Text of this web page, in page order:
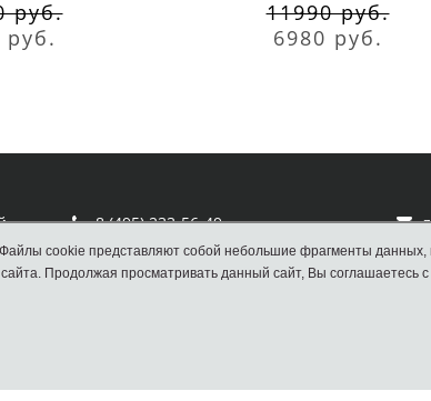
руб.
руб.
11990 руб.
6980 руб.
8 (495) 233-56-49
НЕ является официальным сайтомNike
cookie представляют собой небольшие фрагменты
Продолжая просматривать данный сайт, Вы соглашаетесь